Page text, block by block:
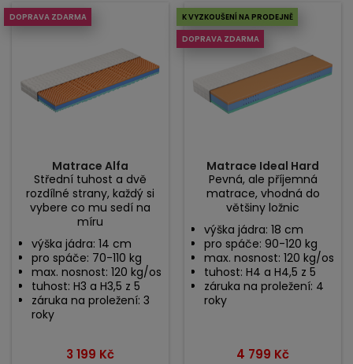
DOPRAVA ZDARMA
Matrace Alfa
Střední tuhost a dvě
rozdílné strany, každý si
vybere co mu sedí na
míru
výška jádra: 14 cm
pro spáče: 70-110 kg
max. nosnost: 120 kg/os
tuhost: H3 a H3,5 z 5
záruka na proležení: 3
roky
Cena
3 199 Kč
K VYZKOUŠENÍ NA PRODEJNĚ
DOPRAVA ZDARMA
Matrace Ideal Hard
Pevná, ale příjemná
matrace, vhodná do
většiny ložnic
výška jádra: 18 cm
pro spáče: 90-120 kg
max. nosnost: 120 kg/os
tuhost: H4 a H4,5 z 5
záruka na proležení: 4
roky
Cena
4 799 Kč